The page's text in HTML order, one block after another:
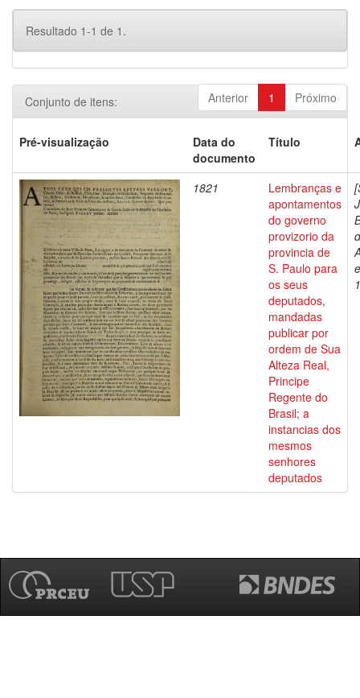
Resultado 1-1 de 1.
Anterior 1 Próximo
Conjunto de itens:
Pré-visualização
Data do
documento
Título
1821
Lembranças e
apontamentos
do governo
provizorio da
provincia de
S. Paulo para
os seus
deputados,
mandadas
publicar por
ordem de Sua
Alteza Real,
Principe
Regente do
Brasil; a
instancias dos
mesmos
senhores
deputados